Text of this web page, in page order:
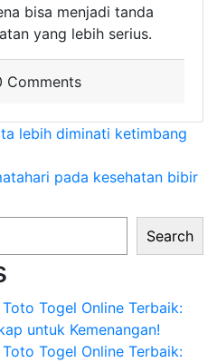
bisa menjadi tanda
yang lebih serius.
Comments
lebih diminati ketimbang
pada kesehatan bibir
Search
Togel Online Terbaik:
untuk Kemenangan!
Togel Online Terbaik: